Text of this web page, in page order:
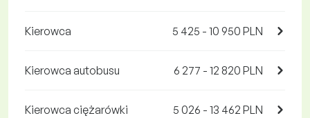
Kierowca 5 425 - 10 950 PLN
Kierowca autobusu 6 277 - 12 820 PLN
Kierowca ciężarówki 5 026 - 13 462 PLN